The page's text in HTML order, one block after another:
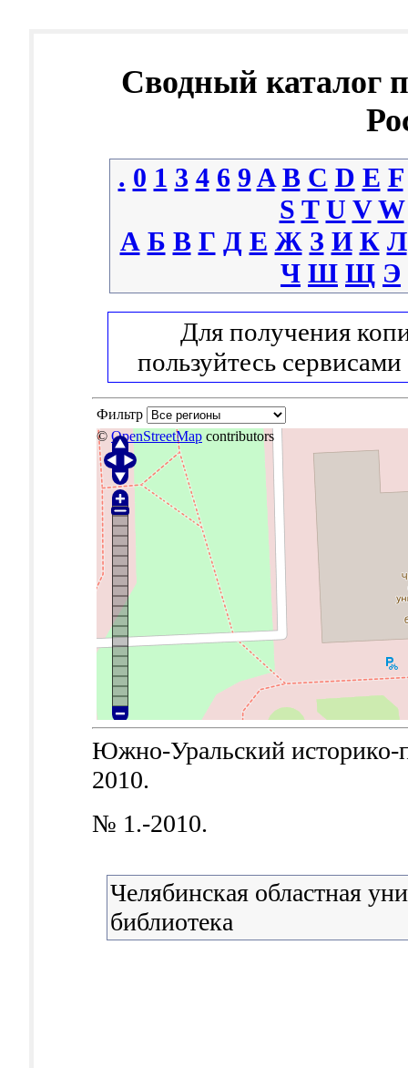
Сводный каталог
. 0 1 3 4 6 9 A B C D E F
S T U V W
А Б В Г Д Е Ж З И К Л
Ч Ш Щ Э
Для получения
пользуйтесь сервисами
Фильтр
© OpenStreetMap contributors
Южно-Уральский историко-
2010.
№ 1.-2010.
Челябинская областная
библиотека